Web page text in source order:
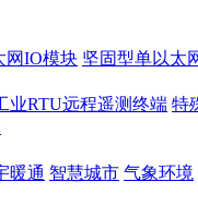
网IO模块 坚固型单以太
业RTU远程遥测终端 特
暖通 智慧城市 气象环境